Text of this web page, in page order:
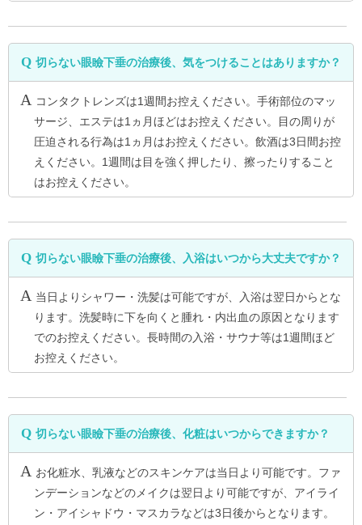
切らない眼瞼下垂の治療後、気をつけることはありますか？
コンタクトレンズは1週間お控えください。手術部位のマッ
サージ、エステは1ヵ月ほどはお控えください。目の周りが
圧迫される行為は1ヵ月はお控えください。飲酒は3日間お控
えください。1週間は目を強く押したり、擦ったりすること
はお控えください。
切らない眼瞼下垂の治療後、入浴はいつから大丈夫ですか？
当日よりシャワー・洗髪は可能ですが、入浴は翌日からとな
ります。洗髪時に下を向くと腫れ・内出血の原因となります
でのお控えください。長時間の入浴・サウナ等は1週間ほど
お控えください。
切らない眼瞼下垂の治療後、化粧はいつからできますか？
お化粧水、乳液などのスキンケアは当日より可能です。ファ
ンデーションなどのメイクは翌日より可能ですが、アイライ
ン・アイシャドウ・マスカラなどは3日後からとなります。